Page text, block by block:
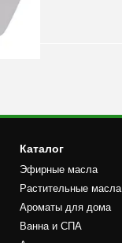
Каталог
Эфирные масла
Растительные масла
Ароматы для дома
Ванна и СПА